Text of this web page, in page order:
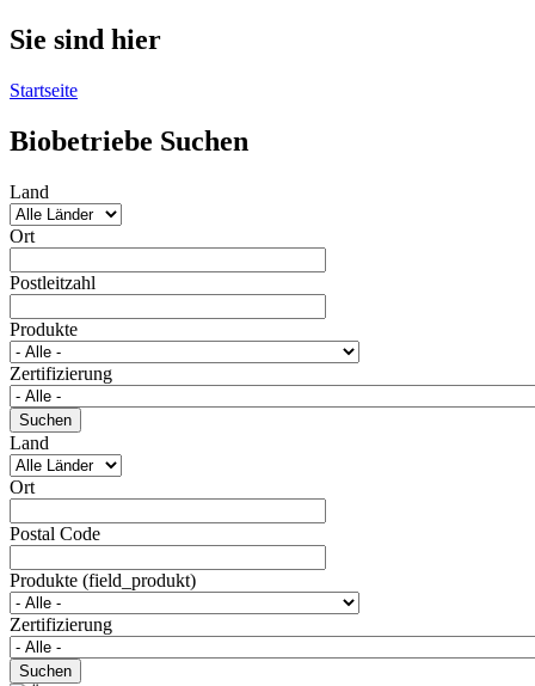
Sie sind hier
Startseite
Biobetriebe Suchen
Land
Ort
Postleitzahl
Produkte
Zertifizierung
Land
Ort
Postal Code
Produkte (field_produkt)
Zertifizierung